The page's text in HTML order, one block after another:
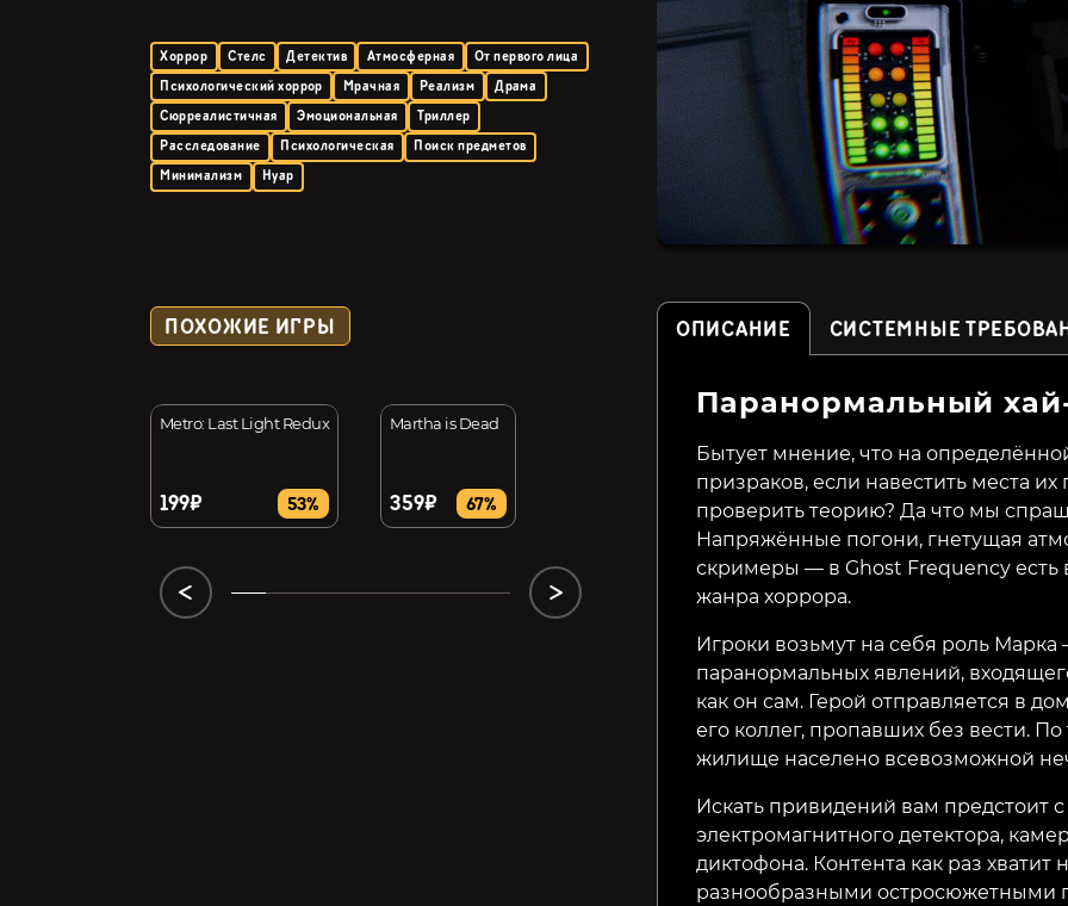
Хоррор Стелс Детектив Атмосферная
От первого лица
Психологический хоррор
Мрачная Реализм
Драма
Сюрреалистичная
Эмоциональная
Триллер
Расследование
Психологическая
Поиск предметов
Минимализм
Нуар
ПОХОЖИЕ ИГРЫ
Metro: Last Light Redux
199₽ 53%
Martha is Dead
359₽ 67% 85% 49₽ 38%
ОПИСАНИЕ СИСТЕМНЫЕ
Паранормальный
Бытует мнение, что на
призраков, если навестить места
проверить теорию? Да что мы
Напряжённые погони, гнетущая
скримеры — в Ghost Frequency есть
жанра хоррора.
Игроки возьмут на себя роль Марка
паранормальных явлений,
как он сам. Герой отправляется в
его коллег, пропавших без вести.
жилище населено всевозможной
Искать привидений вам предстоит
электромагнитного детектора,
диктофона. Контента как раз
разнообразными остросюжетными